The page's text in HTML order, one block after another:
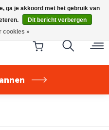
nu direct uit voorraad
ga je akkoord met het gebruik van
Dit bericht verbergen
cookies »